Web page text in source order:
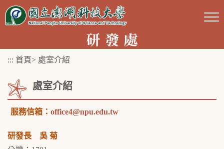
跳
::: 首頁> 處室介紹
處室介紹
服務信箱： office4@npu.edu.tw
研發長 吳 菊